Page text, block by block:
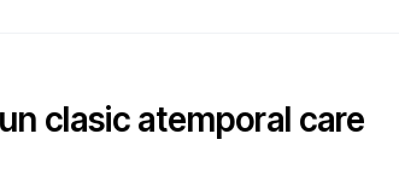
clasic atemporal care